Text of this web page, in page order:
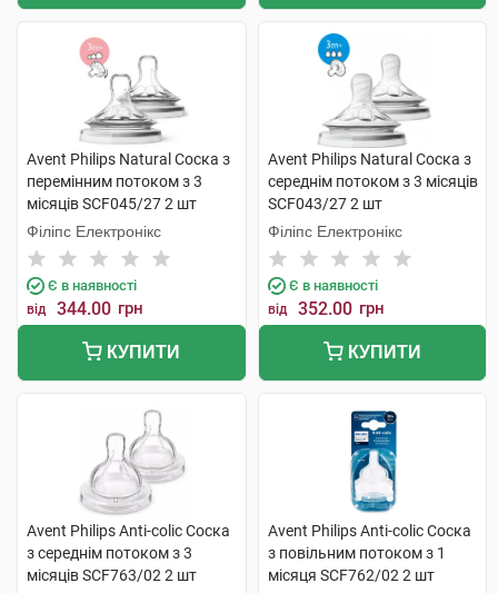
Avent Philips Natural Соска з
перемінним потоком з 3
місяців SCF045/27 2 шт
Філіпс Електронікс
Є в наявності
від 344.00 грн
КУПИТИ
Avent Philips Natural Соска з
середнім потоком з 3 місяців
SCF043/27 2 шт
Філіпс Електронікс
Є в наявності
від 352.00 грн
КУПИТИ
Avent Philips Anti-colic Соска
з середнім потоком з 3
місяців SCF763/02 2 шт
Avent Philips Anti-colic Соска
з повільним потоком з 1
місяця SCF762/02 2 шт